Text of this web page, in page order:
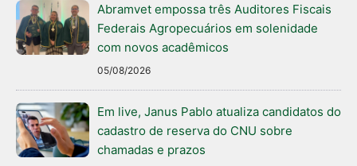
Abramvet empossa três Auditores Fiscais
Federais Agropecuários em solenidade
com novos acadêmicos
05/08/2026
Em live, Janus Pablo atualiza candidatos do
cadastro de reserva do CNU sobre
chamadas e prazos